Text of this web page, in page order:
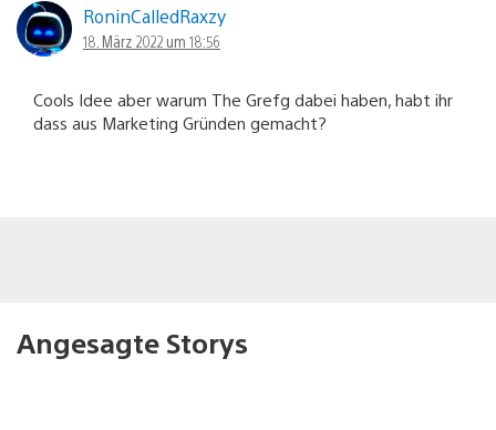
RoninCalledRaxzy
18. März 2022 um 18:56
Cools Idee aber warum The Grefg dabei haben, habt ihr
dass aus Marketing Gründen gemacht?
Angesagte Storys